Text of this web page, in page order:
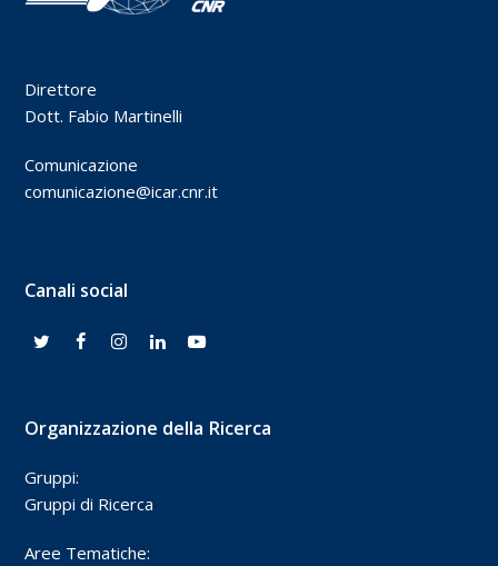
Direttore
Dott. Fabio Martinelli
Comunicazione
comunicazione@icar.cnr.it
Canali social
Organizzazione della Ricerca
Gruppi:
Gruppi di Ricerca
Aree Tematiche: